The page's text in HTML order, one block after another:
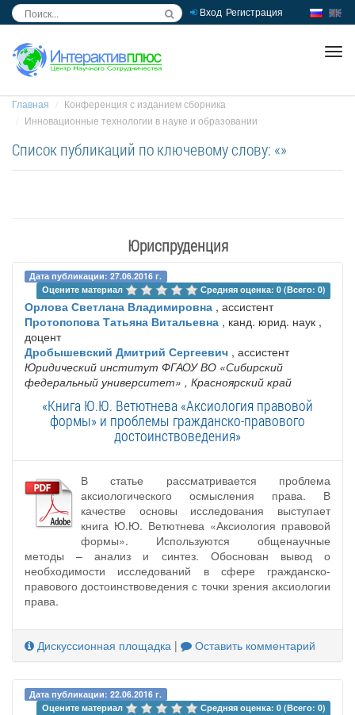
Вход Регистрация
Главная
Конференция с изданием сборника
Инновационные технологии в науке и образовании
Список публикаций по ключевому слову: «»
Юриспруденция
Дата публикации: 27.06.2016 г.
Оцените материал
Средняя оценка: 0 (Всего: 0)
Орлова Светлана Владимировна , ассистент
Протопопова Татьяна Витальевна , канд. юрид. наук ,
доцент
Дробышевский Дмитрий Сергеевич , ассистент
Юридический институт ФГАОУ ВО «Сибирский
федеральный университет» , Красноярский край
«Книга Ю.Ю. Ветютнева «Аксиология правовой
формы» и проблемы гражданско-правового
достоинствоведения»
В статье рассматривается проблема
аксиологического осмысления права. В
качестве основы исследования выступает
книга Ю.Ю. Ветютнева «Аксиология правовой
формы». Используются общенаучные
методы – анализ и синтез. Обоснован вывод о
необходимости исследований в сфере гражданско-
правового достоинствоведения с точки зрения аксиологии
права.
Дискуссионная площадка | Оставить комментарий
Дата публикации: 22.06.2016 г.
Оцените материал
Средняя оценка: 0 (Всего: 0)